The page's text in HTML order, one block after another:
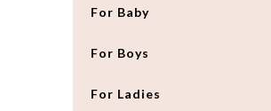
For Baby
For Boys
For Ladies